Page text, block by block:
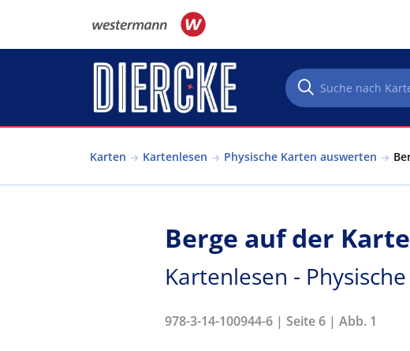
Karten Kartenlesen Physische Karten auswerten
Berge auf der Karte
Kartenlesen -
978-3-14-100944-6 | Seite 6 | Abb. 1